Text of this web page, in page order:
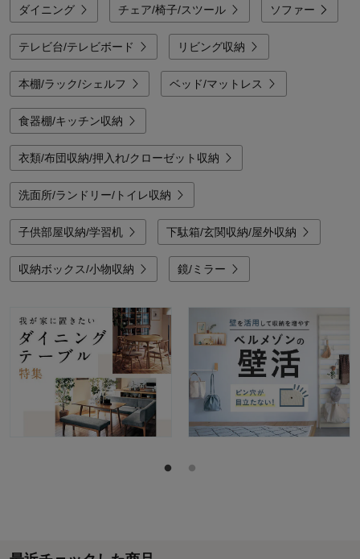
ダイニング チェア/椅子/スツール ソファー
テレビ台/テレビボード リビング収納
本棚/ラック/シェルフ ベッド/マットレス
食器棚/キッチン収納
衣類/布団収納/押入れ/クローゼット収納
洗面所/ランドリー/トイレ収納
子供部屋収納/学習机 下駄箱/玄関収納/屋外収納
収納ボックス/小物収納 鏡/ミラー